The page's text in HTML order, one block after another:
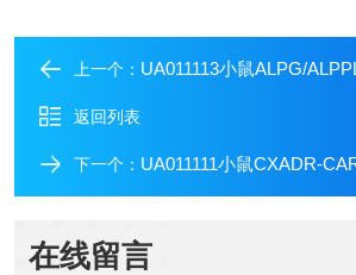
上一个： UA011113小鼠ALPG/
返回列表
下一个： UA011111小鼠CXADR-
在线留言